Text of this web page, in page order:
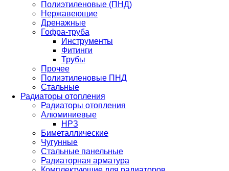
Полиэтиленовые (ПНД)
Нержавеющие
Дренажные
Гофра-труба
Инструменты
Фитинги
Трубы
Прочее
Полиэтиленовые ПНД
Стальные
Радиаторы отопления
Радиаторы отопления
Алюминиевые
НРЗ
Биметаллические
Чугунные
Стальные панельные
Радиаторная арматура